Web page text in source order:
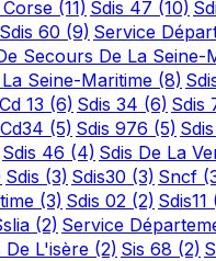
(11) Sdis 47 (10)
Sdis 60 (9) Service
Secours De La Seine-
Seine-Maritime (8)
Cd 13 (6) Sdis 34 (6) Sdis
Cd34 (5) Sdis 976 (5)
Sdis 46 (4) Sdis De La
Sdis (3) Sdis30 (3) Sncf
(3) Sdis 02 (2) Sdis11
(2) Service
De L'isère (2) Sis 68 (2)